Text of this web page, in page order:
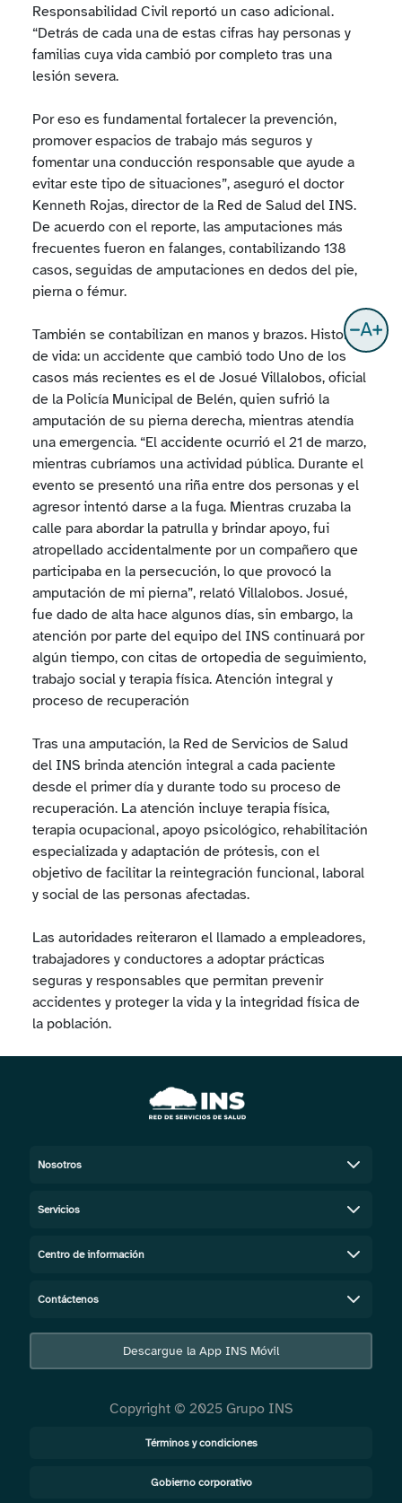
Responsabilidad Civil reportó un caso adicional.
“Detrás de cada una de estas cifras hay personas y
familias cuya vida cambió por completo tras una
lesión severa.
Por eso es fundamental fortalecer la prevención,
promover espacios de trabajo más seguros y
fomentar una conducción responsable que ayude a
evitar este tipo de situaciones”, aseguró el doctor
Kenneth Rojas, director de la Red de Salud del INS.
De acuerdo con el reporte, las amputaciones más
frecuentes fueron en falanges, contabilizando 138
casos, seguidas de amputaciones en dedos del pie,
pierna o fémur.
También se contabilizan en manos y brazos. Historia
de vida: un accidente que cambió todo Uno de los
casos más recientes es el de Josué Villalobos, oficial
de la Policía Municipal de Belén, quien sufrió la
amputación de su pierna derecha, mientras atendía
una emergencia. “El accidente ocurrió el 21 de marzo,
mientras cubríamos una actividad pública. Durante el
evento se presentó una riña entre dos personas y el
agresor intentó darse a la fuga. Mientras cruzaba la
calle para abordar la patrulla y brindar apoyo, fui
atropellado accidentalmente por un compañero que
participaba en la persecución, lo que provocó la
amputación de mi pierna”, relató Villalobos. Josué,
fue dado de alta hace algunos días, sin embargo, la
atención por parte del equipo del INS continuará por
algún tiempo, con citas de ortopedia de seguimiento,
trabajo social y terapia física. Atención integral y
proceso de recuperación
Tras una amputación, la Red de Servicios de Salud
del INS brinda atención integral a cada paciente
desde el primer día y durante todo su proceso de
recuperación. La atención incluye terapia física,
terapia ocupacional, apoyo psicológico, rehabilitación
especializada y adaptación de prótesis, con el
objetivo de facilitar la reintegración funcional, laboral
y social de las personas afectadas.
Las autoridades reiteraron el llamado a empleadores,
trabajadores y conductores a adoptar prácticas
seguras y responsables que permitan prevenir
accidentes y proteger la vida y la integridad física de
la población.
Nosotros
Servicios
Centro de información
Contáctenos
Descargue la App INS Móvil
Copyright © 2025 Grupo INS
Términos y condiciones
Gobierno corporativo